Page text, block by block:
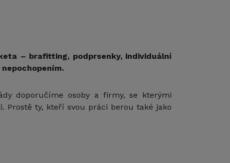
– brafitting, podprsenky, individuální
doporučíme osoby a firmy, se kterými
Prostě ty, kteří svou práci berou také jako